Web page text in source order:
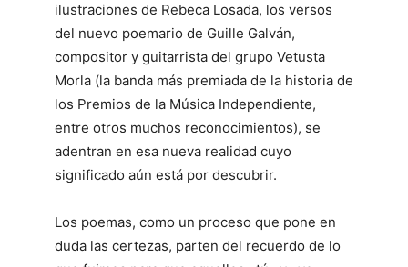
ilustraciones de Rebeca Losada, los versos
del nuevo poemario de Guille Galván,
compositor y guitarrista del grupo Vetusta
Morla (la banda más premiada de la historia de
los Premios de la Música Independiente,
entre otros muchos reconocimientos), se
adentran en esa nueva realidad cuyo
significado aún está por descubrir.
Los poemas, como un proceso que pone en
duda las certezas, parten del recuerdo de lo